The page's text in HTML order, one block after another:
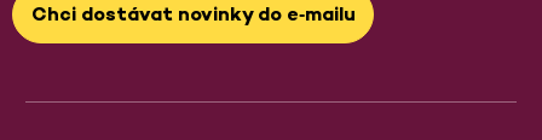
Chci dostávat novinky do e‑mailu